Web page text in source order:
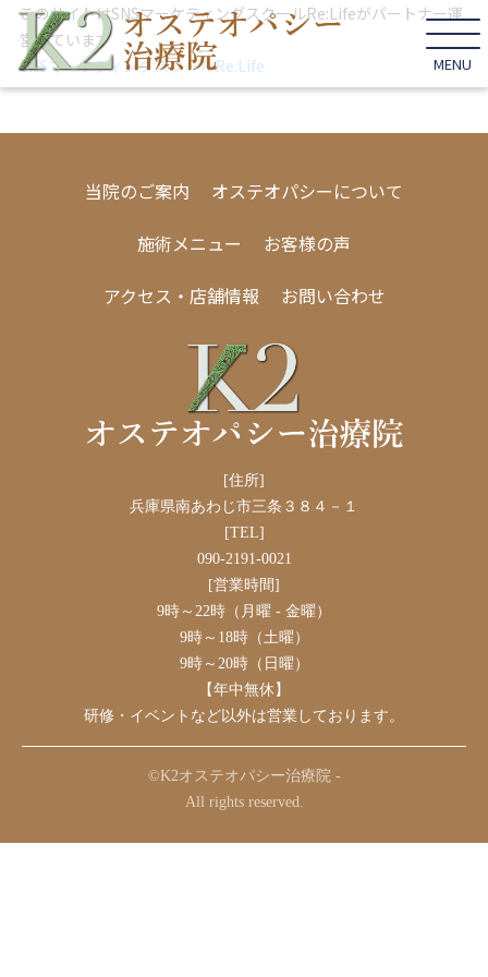
MENU
このサイトはSNSマーケティングスクールRe:Lifeがパートナー運
営しています
SNSマーケティングスクールRe:Life
当院のご案内
オステオパシーについて
施術メニュー
お客様の声
アクセス・店舗情報
お問い合わせ
[住所]
兵庫県南あわじ市三条３８４－１
[TEL]
090-2191-0021
[営業時間]
9時～22時（月曜 - 金曜）
9時～18時（土曜）
9時～20時（日曜）
【年中無休】
研修・イベントなど以外は営業しております。
©K2オステオパシー治療院 -
All rights reserved.